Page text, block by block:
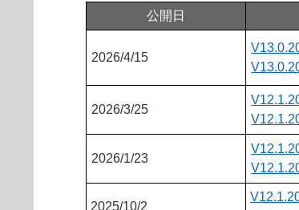
公開日
2026/4/15
2026/3/25
2026/1/23
2025/10/2